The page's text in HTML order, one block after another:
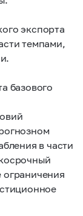
экспорта
темпами,
базового
в части